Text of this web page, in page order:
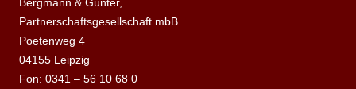
Partnerschaftsgesellschaft mbB
Poetenweg 4
04155 Leipzig
Fon: 0341 – 56 10 68 0